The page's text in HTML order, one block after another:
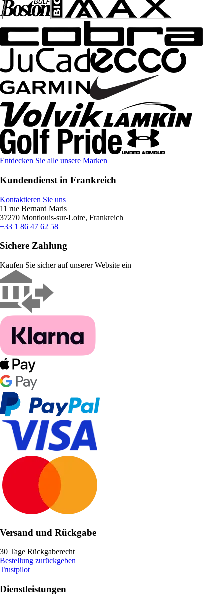
Entdecken Sie alle unsere Marken
Kundendienst in Frankreich
Kontaktieren Sie uns
11 rue Bernard Maris
37270 Montlouis-sur-Loire, Frankreich
+33 1 86 47 62 58
Sichere Zahlung
Kaufen Sie sicher auf unserer Website ein
Versand und Rückgabe
30 Tage Rückgaberecht
Bestellung zurückgeben
Trustpilot
Dienstleistungen